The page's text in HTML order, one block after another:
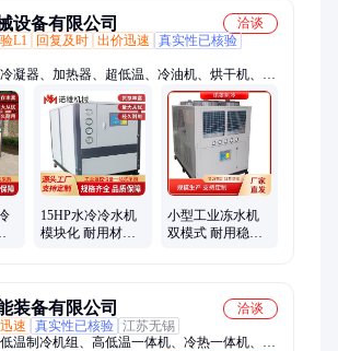
设备有限公司
洽谈
L1 回复及时 出价迅速
真实性已核验
凝器、加热器、超低温、冷油机、烘干机、挤
温机、研磨机、冷却器、注塑机、压缩机、造
水机、水温机、发酵罐、凉水机、泠却机、制
水机、循环机、降温机、整流器
15HP水冷冷水机
模块化 耐用材质
小型工业冻水机
双模式 耐用稳定
装备有限公司
洽谈
速 真实性已核验 江苏无锡
温制冷机组、高低温一体机、冷热一体机、半